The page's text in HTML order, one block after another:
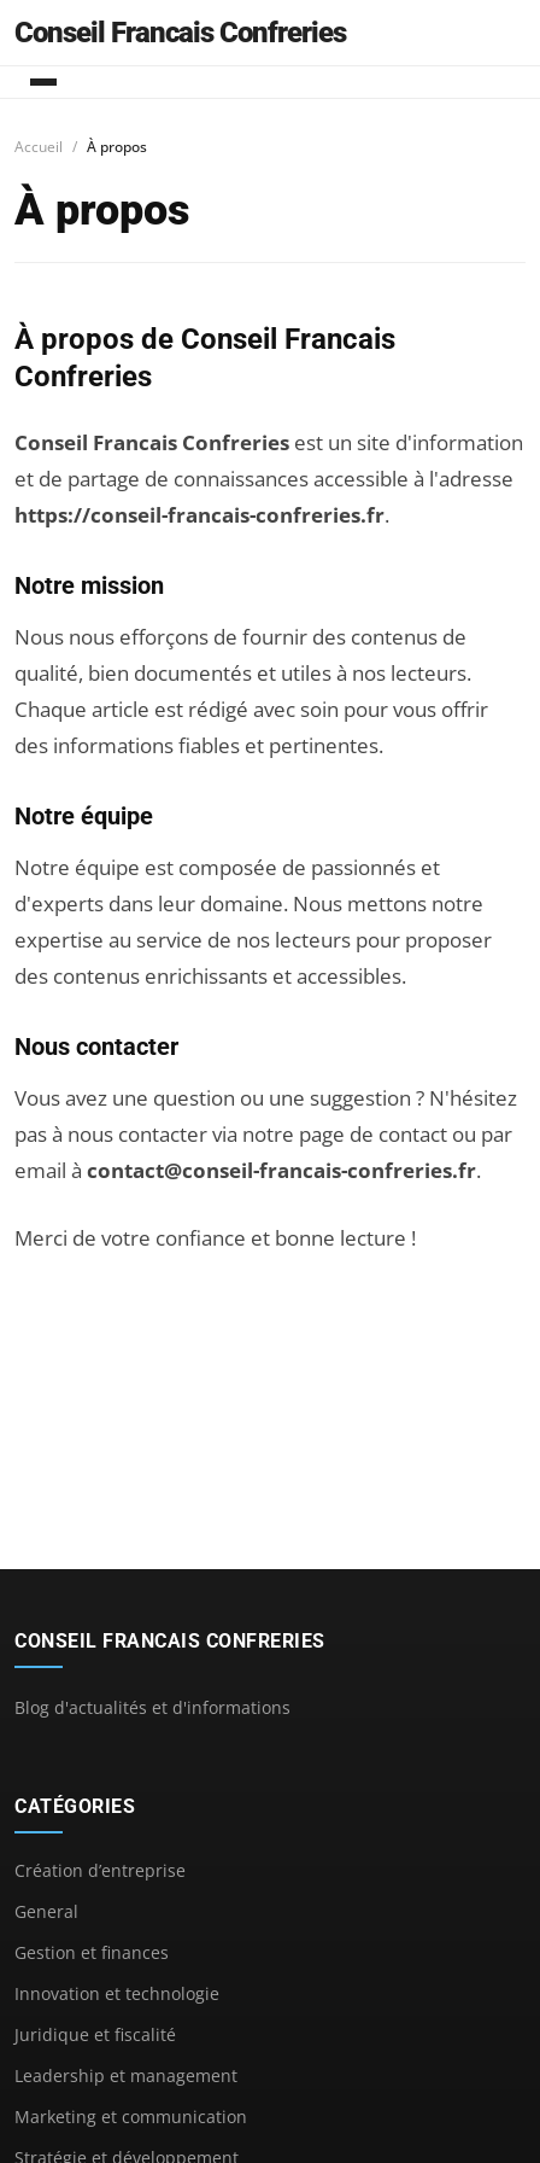
Conseil Francais Confreries
Accueil À propos
À propos
À propos de Conseil Francais
Confreries
Conseil Francais Confreries est un site d'information
et de partage de connaissances accessible à l'adresse
https://conseil-francais-confreries.fr.
Notre mission
Nous nous efforçons de fournir des contenus de
qualité, bien documentés et utiles à nos lecteurs.
Chaque article est rédigé avec soin pour vous offrir
des informations fiables et pertinentes.
Notre équipe
Notre équipe est composée de passionnés et
d'experts dans leur domaine. Nous mettons notre
expertise au service de nos lecteurs pour proposer
des contenus enrichissants et accessibles.
Nous contacter
Vous avez une question ou une suggestion ? N'hésitez
pas à nous contacter via notre page de contact ou par
email à contact@conseil-francais-confreries.fr.
Merci de votre confiance et bonne lecture !
CONSEIL FRANCAIS CONFRERIES
Blog d'actualités et d'informations
CATÉGORIES
Création d’entreprise
General
Gestion et finances
Innovation et technologie
Juridique et fiscalité
Leadership et management
Marketing et communication
Stratégie et développement